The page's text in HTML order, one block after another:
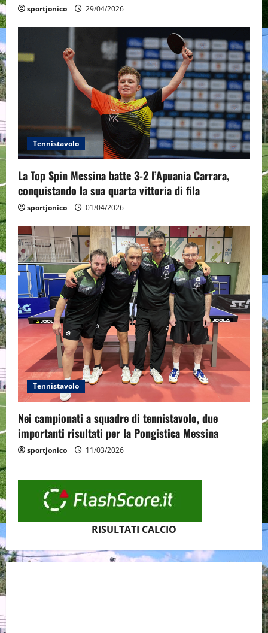
sportjonico 29/04/2026
Tennistavolo
La Top Spin Messina batte 3-2 l’Apuania Carrara,
conquistando la sua quarta vittoria di fila
sportjonico 01/04/2026
Tennistavolo
Nei campionati a squadre di tennistavolo, due
importanti risultati per la Pongistica Messina
sportjonico 11/03/2026
RISULTATI CALCIO